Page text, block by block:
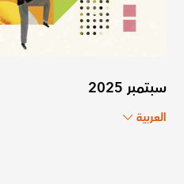
سبتمبر 2025
العربية